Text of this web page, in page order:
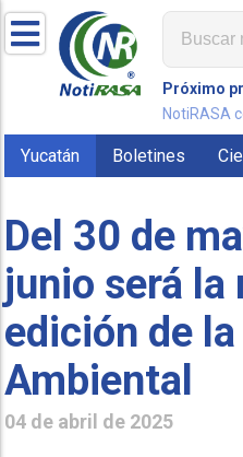
Próximo
NotiRASA
Yucatán Boletines
Del 30 de
junio será la
edición de
Ambiental
04 de abril de 2025